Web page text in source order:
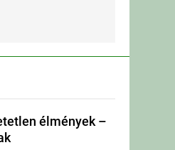
élmények –